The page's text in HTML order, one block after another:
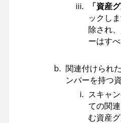
「資産
ックし
除され
ーはす
関連付けられ
ンバーを持つ
スキャ
ての関
む資産